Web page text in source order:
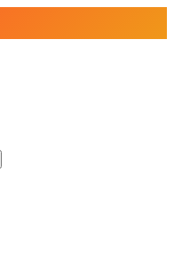
a través de nuestra